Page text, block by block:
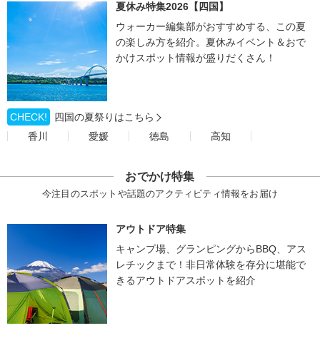
夏休み特集2026【四国】
ウォーカー編集部がおすすめする、この夏
の楽しみ方を紹介。夏休みイベント＆おで
かけスポット情報が盛りだくさん！
CHECK!
四国の夏祭りはこちら
香川
愛媛 徳島 高知
おでかけ特集
今注目のスポットや話題のアクティビティ情報をお届け
アウトドア特集
キャンプ場、グランピングからBBQ、アス
レチックまで！非日常体験を存分に堪能で
きるアウトドアスポットを紹介